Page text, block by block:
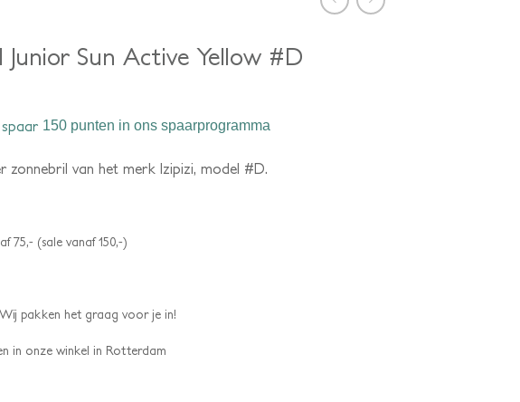
Junior Sun Active Yellow #D
150 punten in ons spaarprogramma
zonnebril van het merk Izipizi, model #D.
75,- (sale vanaf 150,-)
pakken het graag voor je in!
in onze winkel in Rotterdam